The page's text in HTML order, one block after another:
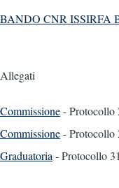
BANDO CNR ISSIRFA
Allegati
Commissione- Protocollo
Commissione- Protocollo
Graduatoria - Protocollo